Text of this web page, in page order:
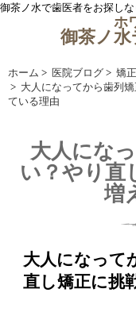
御茶ノ水で歯医者をお探し
ホ
御茶ノ
ホーム > 医院ブログ > 矯正
> 大人になってから歯列
ている理由
大人にな
い？やり直
増
大人になって
直し矯正に挑